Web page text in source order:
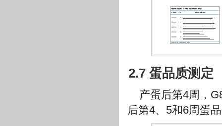
2.7 蛋品质测定
产蛋后第4周，
后第4、5和6周蛋